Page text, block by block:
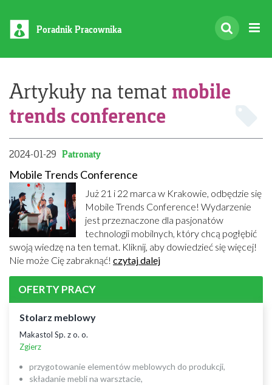
Poradnik Pracownika
Artykuły na temat mobile
trends conference
2024-01-29 Patronaty
Mobile Trends Conference
Już 21 i 22 marca w Krakowie, odbędzie się
Mobile Trends Conference! Wydarzenie
jest przeznaczone dla pasjonatów
technologii mobilnych, który chcą pogłębić
swoją wiedzę na ten temat. Kliknij, aby dowiedzieć się więcej!
Nie może Cię zabraknąć! czytaj dalej
OFERTY PRACY
Stolarz meblowy
Makastol Sp. z o. o.
Zgierz
przygotowanie elementów meblowych do produkcji,
składanie mebli na warsztacie,